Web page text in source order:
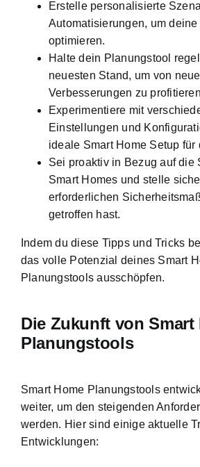
Erstelle personalisierte
Automatisierungen, um
optimieren.
Halte dein Planungstool
neuesten Stand, um von
Verbesserungen zu
Experimentiere mit
Einstellungen und
ideale Smart Home Setup für
Sei proaktiv in Bezug auf die
Smart Homes und stelle
erforderlichen
getroffen hast.
Indem du diese Tipps und Tricks
das volle Potenzial deines Smart
Planungstools ausschöpfen.
Die Zukunft von Smart
Planungstools
Smart Home Planungstools
weiter, um den steigenden
werden. Hier sind einige aktuelle
Entwicklungen: